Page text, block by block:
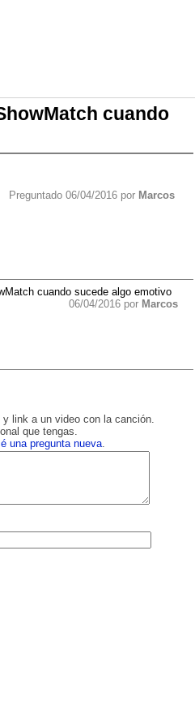
cuando
Preguntado 06/04/2016 por Marcos
cuando sucede algo emotivo
06/04/2016 por Marcos
link a un video con la canción.
que tengas.
una pregunta nueva.